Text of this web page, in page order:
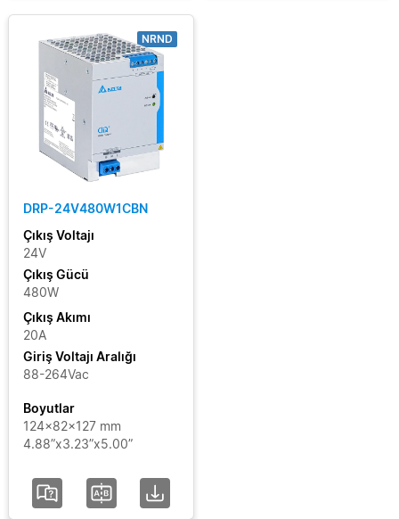
NRND
DRP-24V480W1CBN
Çıkış Voltajı
24V
Çıkış Gücü
480W
Çıkış Akımı
20A
Giriş Voltajı Aralığı
88-264Vac
Boyutlar
124x82x127 mm
4.88”x3.23”x5.00”